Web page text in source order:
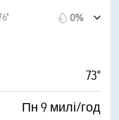
51° F
9 (Дуже яскраво)
0%
73°
Пн 9 милі/год